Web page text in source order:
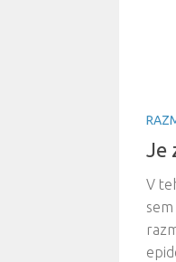
Je
V